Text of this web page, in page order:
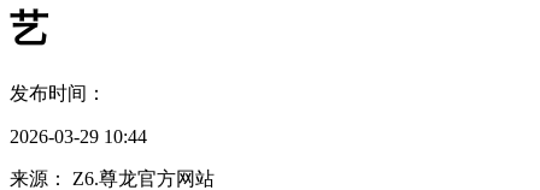
艺
发布时间：
2026-03-29 10:44
来源： Z6.尊龙官方网站